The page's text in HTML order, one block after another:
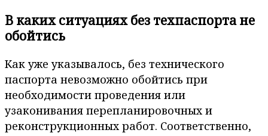
В каких ситуациях без техпаспорта не
обойтись
Как уже указывалось, без технического
паспорта невозможно обойтись при
необходимости проведения или
узаконивания перепланировочных и
реконструкционных работ. Соответственно,